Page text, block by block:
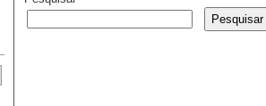
Pesquisar